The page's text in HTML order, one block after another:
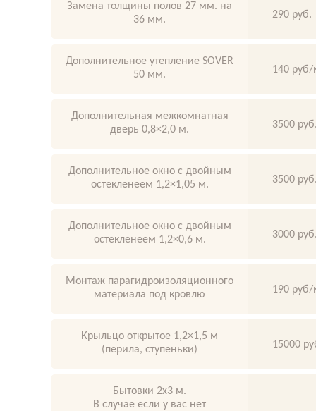
Замена толщины полов 27 мм. на
36 мм.
290 руб.
Дополнительное утепление SOVER
50 мм.
140
Дополнительная межкомнатная
дверь 0,8×2,0 м.
3500
Дополнительное окно с двойным
остекленеем 1,2×1,05 м.
3500
Дополнительное окно с двойным
остекленеем 1,2×0,6 м.
3000
Монтаж парагидроизоляционного
материала под кровлю
190
Крыльцо открытое 1,2×1,5 м
(перила, ступеньки)
15000
Бытовки 2х3 м.
В случае если у вас нет